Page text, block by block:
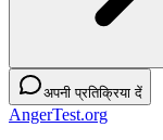
अपनी प्रतिक्रिया दें
AngerTest.org